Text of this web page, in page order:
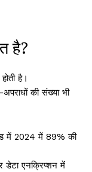
है?
है।
की संख्या भी
में 2024 में 89% की
एनक्रिप्शन में